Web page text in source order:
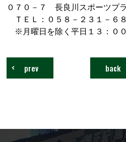
０７０－７ 長良川スポーツプ
ＴＥＬ：０５８－２３１－６８
※月曜日を除く平日１３：０
back
prev